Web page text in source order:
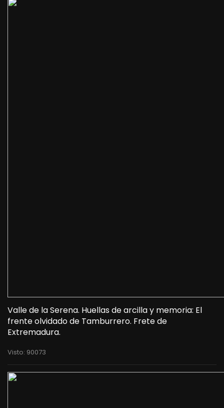
Valle de la Serena. Huellas de arcilla y memoria: El
frente olvidado de Tamburrero. Frete de
Extremadura.
Visto: 90073